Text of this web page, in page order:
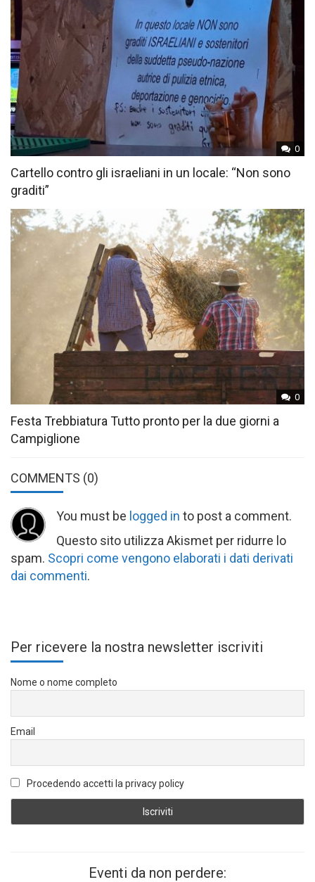
0
Cartello contro gli israeliani in un locale: “Non sono
graditi”
0
Festa Trebbiatura Tutto pronto per la due giorni a
Campiglione
COMMENTS (0)
You must be logged in to post a comment.
Questo sito utilizza Akismet per ridurre lo
spam. Scopri come vengono elaborati i dati derivati
dai commenti.
Per ricevere la nostra newsletter iscriviti
Nome o nome completo
Email
Procedendo accetti la privacy policy
Eventi da non perdere: